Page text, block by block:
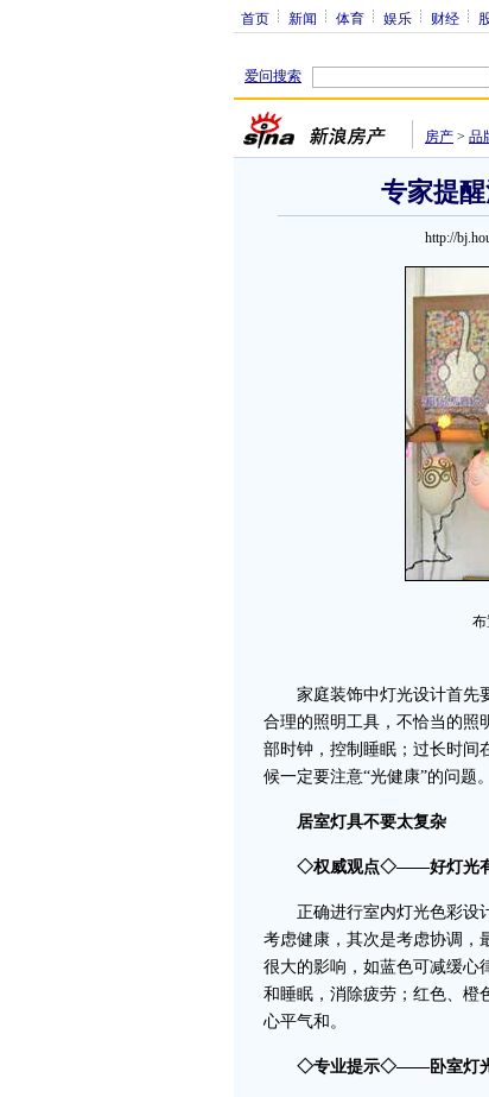
首页 新闻 体育 娱乐 财经
爱问搜索
房产 > 品
专家提
http://
布
家庭装饰中灯光设计首先要
合理的照明工具，不恰当的照
部时钟，控制睡眠；过长时间
候一定要注意“光健康”的问题。
居室灯具不要太复杂
◇权威观点◇——好灯光有
正确进行室内灯光色彩设
考虑健康，其次是考虑协调，
很大的影响，如蓝色可减缓心
和睡眠，消除疲劳；红色、橙
心平气和。
◇专业提示◇——卧室灯